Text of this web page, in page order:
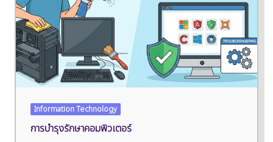
Information Technology
การบำรุงรักษาคอมพิวเตอร์